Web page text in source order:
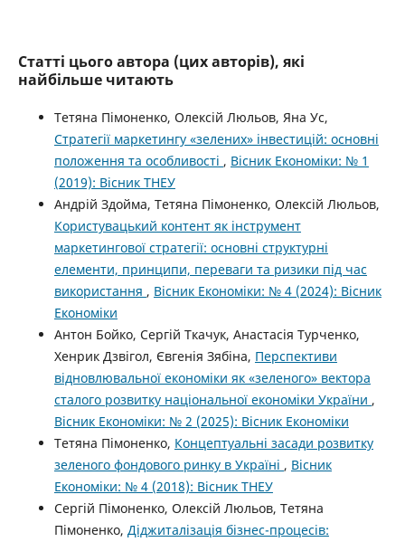
Статті цього автора (цих авторів), які
найбільше читають
Тетяна Пімоненко, Олексій Люльов, Яна Ус,
Стратегії маркетингу «зелених» інвестицій: основні
положення та особливості , Вісник Економіки: № 1
(2019): Вісник ТНЕУ
Андрій Здойма, Тетяна Пімоненко, Олексій Люльов,
Користувацький контент як інструмент
маркетингової стратегії: основні структурні
елементи, принципи, переваги та ризики під час
використання , Вісник Економіки: № 4 (2024): Вісник
Економіки
Антон Бойко, Сергій Ткачук, Анастасія Турченко,
Хенрик Дзвігол, Євгенія Зябіна, Перспективи
відновлювальної економіки як «зеленого» вектора
сталого розвитку національної економіки України ,
Вісник Економіки: № 2 (2025): Вісник Економіки
Тетяна Пімоненко, Концептуальні засади розвитку
зеленого фондового ринку в Україні , Вісник
Економіки: № 4 (2018): Вісник ТНЕУ
Сергій Пімоненко, Олексій Люльов, Тетяна
Пімоненко, Діджиталізація бізнес-процесів: